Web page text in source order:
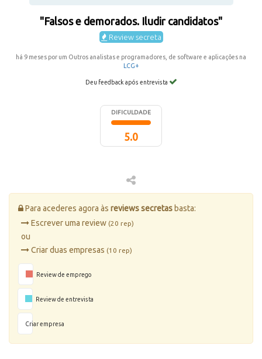
"Falsos e demorados. Iludir candidatos"
Review secreta
há 9 meses por um Outros analistas e programadores, de software e aplicações na
LCG+
Deu feedback após entrevista
DIFICULDADE
5.0
Para acederes agora às reviews secretas basta:
Escrever uma review (20 rep)
ou
Criar duas empresas (10 rep)
Review de emprego
Review de entrevista
Criar empresa